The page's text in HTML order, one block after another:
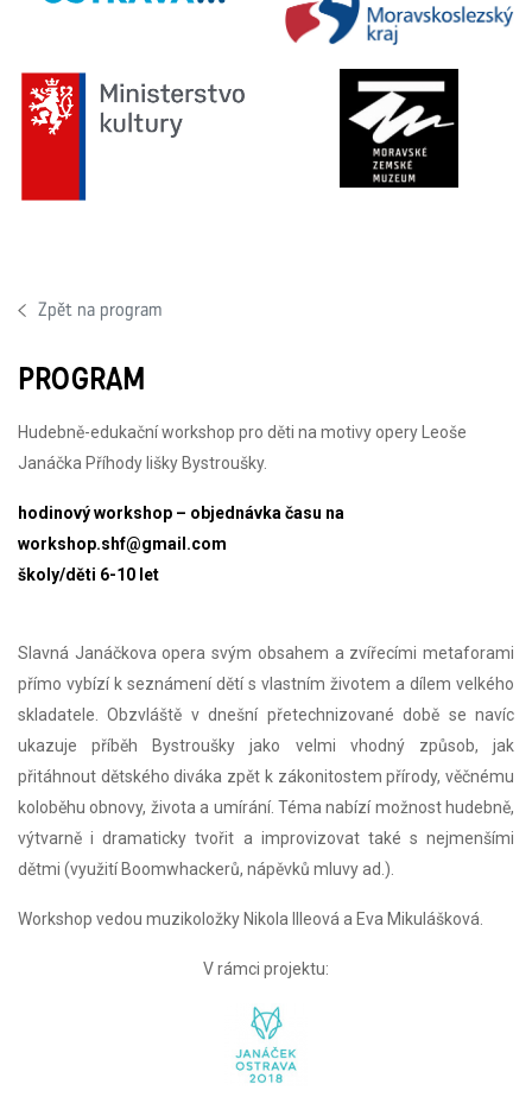
Zpět na program
PROGRAM
Hudebně-edukační workshop pro děti na motivy opery Leoše
Janáčka Příhody lišky Bystroušky.
hodinový workshop – objednávka času na
workshop.shf@gmail.com
školy/děti 6-10 let
Slavná Janáčkova opera svým obsahem a zvířecími metaforami
přímo vybízí k seznámení dětí s vlastním životem a dílem velkého
skladatele. Obzvláště v dnešní přetechnizované době se navíc
ukazuje příběh Bystroušky jako velmi vhodný způsob, jak
přitáhnout dětského diváka zpět k zákonitostem přírody, věčnému
koloběhu obnovy, života a umírání. Téma nabízí možnost hudebně,
výtvarně i dramaticky tvořit a improvizovat také s nejmenšími
dětmi (využití Boomwhackerů, nápěvků mluvy ad.).
Workshop vedou muzikoložky Nikola Illeová a Eva Mikulášková.
V rámci projektu: